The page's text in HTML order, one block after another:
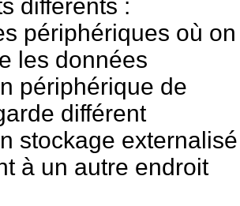
différents :
périphériques où on
les données
périphérique de
différent
stockage
à un autre endroit